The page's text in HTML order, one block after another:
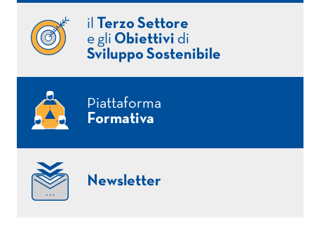
il
Terzo Settore
e gli Obiettivi di
Sviluppo Sostenibile
Piattaforma
Formativa
Newsletter